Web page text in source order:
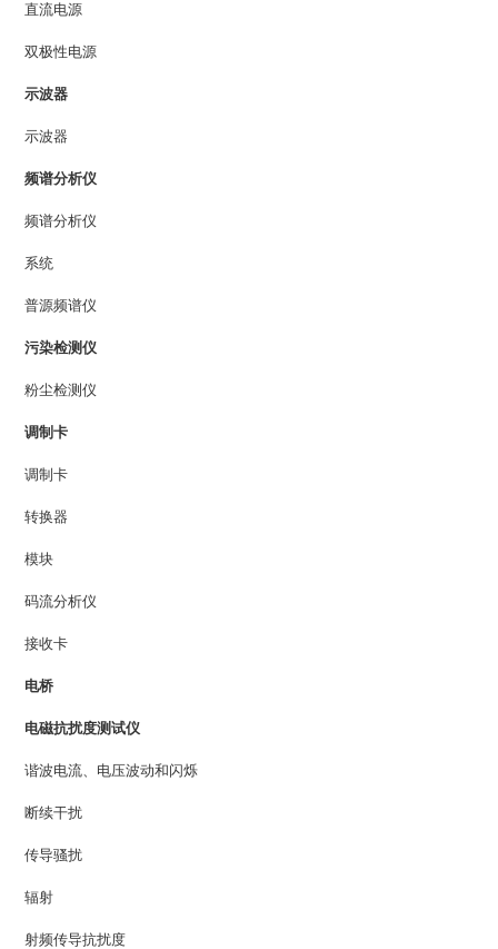
直流电源
双极性电源
示波器
示波器
频谱分析仪
频谱分析仪
系统
普源频谱仪
污染检测仪
粉尘检测仪
调制卡
调制卡
转换器
模块
码流分析仪
接收卡
电桥
电磁抗扰度测试仪
谐波电流、电压波动和闪烁
断续干扰
传导骚扰
辐射
射频传导抗扰度